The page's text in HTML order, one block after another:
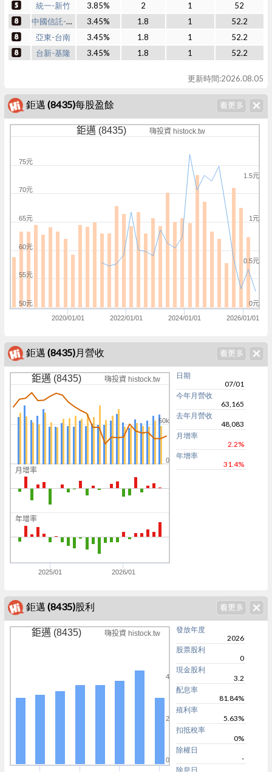
統一-新竹
3.85% 2 1
52
中國信託-嘉義
3.45% 1.8 1
52.2
亞東-台南
3.45% 1.8 1
52.2
台新-基隆
3.45% 1.8 1 52.2
更新時間:2026.08.05
鉅邁 (8435)每股盈餘
鉅邁 (8435) 嗨投資 histock.tw
2020/01/01 2022/01/01 2024/01/01 2026/01/01
0元
0.5元
1元
1.5元
50元
55元
60元
65元
70元
75元
鉅邁 (8435)月營收
月增率
年增率
鉅邁 (8435) 嗨投資 histock.tw
2025/01 2026/01
0
50k
日期
07/01
今年月營收
63,165
去年月營收
48,083
月增率
2.2%
年增率
31.4%
鉅邁 (8435)股利
鉅邁 (8435) 嗨投資 histock.tw
0
2
4
發放年度
2026
股票股利
0
現金股利
3.2
配息率
81.84%
殖利率
5.63%
扣抵稅率
0%
除權日
-
除息日